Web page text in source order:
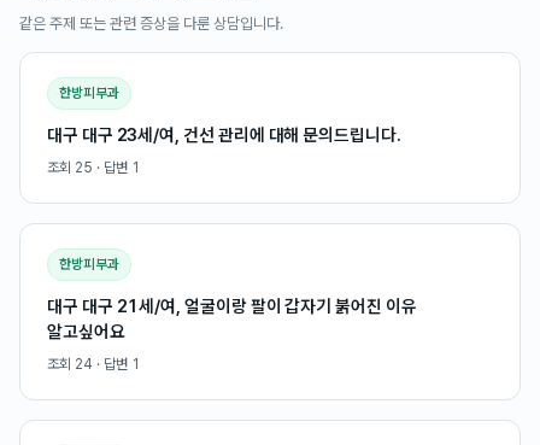
같은 주제 또는 관련 증상을 다룬 상담입니다.
한방피부과
대구 대구 23세/여, 건선 관리에 대해 문의드립니다.
조회 25 · 답변 1
한방피부과
대구 대구 21세/여, 얼굴이랑 팔이 갑자기 붉어진 이유
알고싶어요
조회 24 · 답변 1